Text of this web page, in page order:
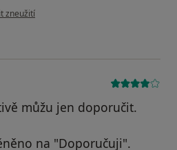
uživatele Pacient
zneužití
můžu jen doporučit.
na "Doporučuji".